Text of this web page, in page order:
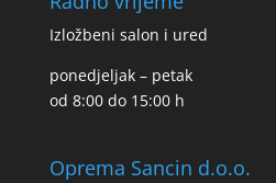
Izložbeni salon i ured
ponedjeljak – petak
od 8:00 do 15:00 h
Oprema Sancin d.o.o.